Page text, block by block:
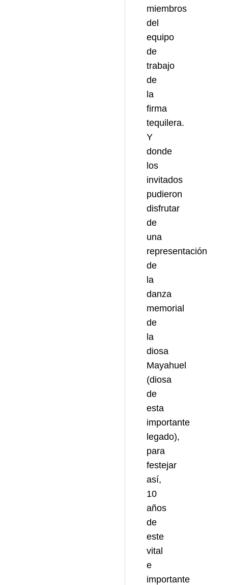
miembros
del
equipo
de
trabajo
de
la
firma
tequilera.
Y
donde
los
invitados
pudieron
disfrutar
de
una
representación
de
la
danza
memorial
de
la
diosa
Mayahuel
(diosa
de
esta
importante
legado),
para
festejar
así,
10
años
de
este
vital
e
importante